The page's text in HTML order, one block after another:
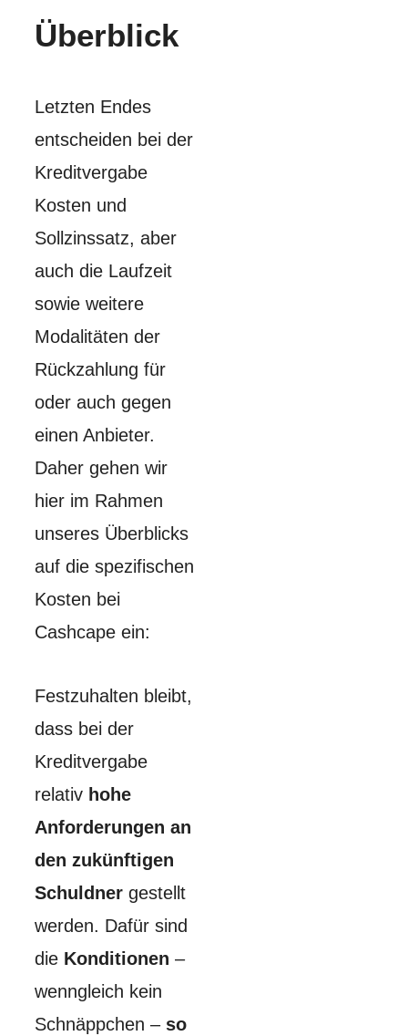
Überblick
Letzten Endes
entscheiden bei der
Kreditvergabe
Kosten und
Sollzinssatz, aber
auch die Laufzeit
sowie weitere
Modalitäten der
Rückzahlung für
oder auch gegen
einen Anbieter.
Daher gehen wir
hier im Rahmen
unseres Überblicks
auf die spezifischen
Kosten bei
Cashcape ein:
Festzuhalten bleibt,
dass bei der
Kreditvergabe
relativ hohe
Anforderungen an
den zukünftigen
Schuldner gestellt
werden. Dafür sind
die Konditionen –
wenngleich kein
Schnäppchen – so